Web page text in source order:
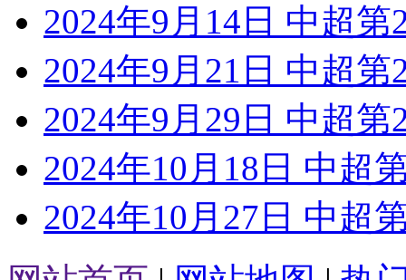
2024年9月14日 中超
2024年9月21日 中超
2024年9月29日 中超
2024年10月18日 中超
2024年10月27日 中超